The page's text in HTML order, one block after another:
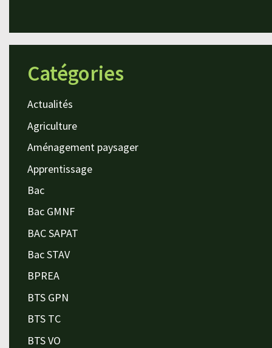
Catégories
Actualités
Agriculture
Aménagement paysager
Apprentissage
Bac
Bac GMNF
BAC SAPAT
Bac STAV
BPREA
BTS GPN
BTS TC
BTS VO